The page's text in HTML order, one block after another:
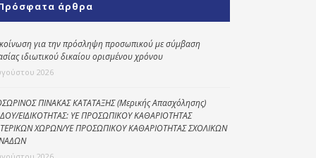
Kοινωνικό
φαρμακείο
Πρόγραμμα
“Βοήθεια στο σπίτι”
Κέντρο Ημερήσιας
Φροντίδας
άρθρα
για την πρόσληψη προσωπικού με σύμβαση
ιδιωτικού δικαίου ορισμένου χρόνου
2026
ΠΙΝΑΚΑΣ ΚΑΤΑΤΑΞΗΣ (Μερικής Απασχόλησης)
ΕΙΔΙΚΟΤΗΤΑΣ: ΥΕ ΠΡΟΣΩΠΙΚΟΥ ΚΑΘΑΡΙΟΤΗΤΑΣ
ΧΩΡΩΝ/ΥΕ ΠΡΟΣΩΠΙΚΟΥ ΚΑΘΑΡΙΟΤΗΤΑΣ ΣΧΟΛΙΚΩΝ